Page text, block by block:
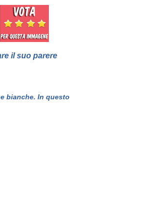
il suo parere
bianche. In questo